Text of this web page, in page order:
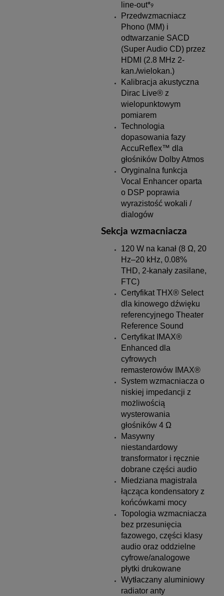
line-out*9
Przedwzmacniacz
Phono (MM) i
odtwarzanie SACD
(Super Audio CD) przez
HDMI (2.8 MHz 2-
kan./wielokan.)
Kalibracja akustyczna
Dirac Live® z
wielopunktowym
pomiarem
Technologia
dopasowania fazy
AccuReflex™ dla
głośników Dolby Atmos
Oryginalna funkcja
Vocal Enhancer oparta
o DSP poprawia
wyrazistość wokali /
dialogów
Sekcja wzmacniacza
120 W na kanał (8 Ω, 20
Hz–20 kHz, 0.08%
THD, 2-kanały zasilane,
FTC)
Certyfikat THX® Select
dla kinowego dźwięku
referencyjnego Theater
Reference Sound
Certyfikat IMAX®
Enhanced dla
cyfrowych
remasterowów IMAX®
System wzmacniacza o
niskiej impedancji z
możliwością
wysterowania
głośników 4 Ω
Masywny
niestandardowy
transformator i ręcznie
dobrane części audio
Miedziana magistrala
łącząca kondensatory z
końcówkami mocy
Topologia wzmacniacza
bez przesunięcia
fazowego, części klasy
audio oraz oddzielne
cyfrowe/analogowe
płytki drukowane
Wytłaczany aluminiowy
radiator anty